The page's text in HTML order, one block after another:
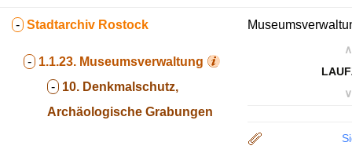
- Stadtarchiv Rostock
- 1.1.23. Museumsverwaltung
- 10. Denkmalschutz,
Archäologische Grabungen
∧
∨